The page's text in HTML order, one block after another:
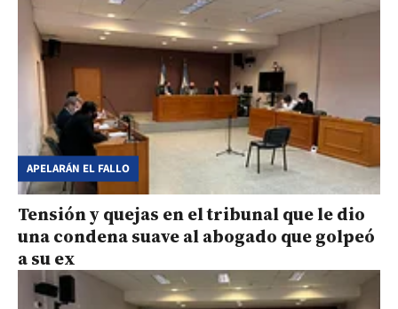
APELARÁN EL FALLO
Tensión y quejas en el tribunal que le dio
una condena suave al abogado que golpeó
a su ex